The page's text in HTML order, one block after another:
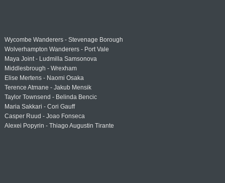
Wycombe Wanderers - Stevenage Borough
Wolverhampton Wanderers - Port Vale
Maya Joint - Ludmilla Samsonova
Middlesbrough - Wrexham
Elise Mertens - Naomi Osaka
Terence Atmane - Jakub Mensik
Taylor Townsend - Belinda Bencic
Maria Sakkari - Cori Gauff
Casper Ruud - Joao Fonseca
Alexei Popyrin - Thiago Augustin Tirante